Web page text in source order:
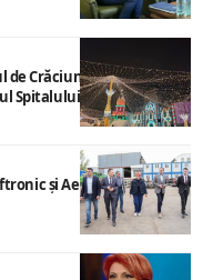
de Crăciun din Craiova:
Spitalului Regional
și Aeroportul